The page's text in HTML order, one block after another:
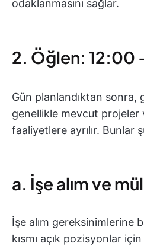
odaklanmasını sağlar.
2. Öğlen: 12:00
Gün planlandıktan sonra,
genellikle mevcut projeler
faaliyetlere ayrılır. Bunlar
a. İşe alım ve
İşe alım gereksinimlerine
kısmı açık pozisyonlar